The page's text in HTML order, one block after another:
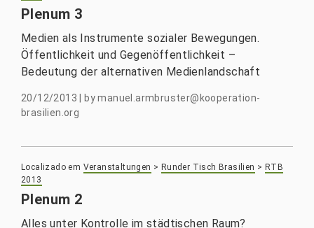
Plenum 3
Medien als Instrumente sozialer Bewegungen.
Öffentlichkeit und Gegenöffentlichkeit –
Bedeutung der alternativen Medienlandschaft
20/12/2013 bymanuel.armbruster@kooperation-
brasilien.org
Localizado em Veranstaltungen > Runder Tisch Brasilien > RTB
2013
Plenum 2
Alles unter Kontrolle im städtischen Raum?